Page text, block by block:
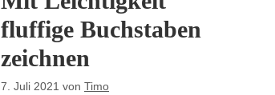
fluffige Buchstaben
zeichnen
7. Juli 2021 von Timo